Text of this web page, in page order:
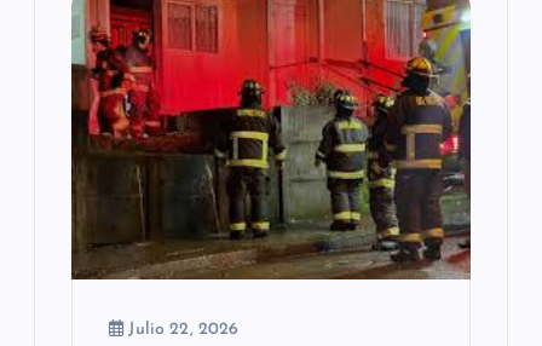
Julio 22, 2026